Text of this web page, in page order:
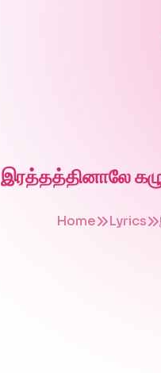
இரத்தத்தினாலே
Home Lyrics